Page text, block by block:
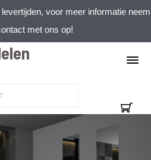
voor meer informatie neem
met ons op!